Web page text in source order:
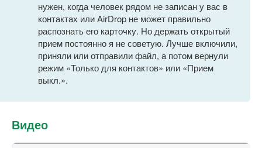
нужен, когда человек рядом не записан у вас в
контактах или AirDrop не может правильно
распознать его карточку. Но держать открытый
прием постоянно я не советую. Лучше включили,
приняли или отправили файл, а потом вернули
режим «Только для контактов» или «Прием
выкл.».
Видео